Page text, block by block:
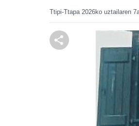
Ttipi-Ttapa 2026ko uztailaren